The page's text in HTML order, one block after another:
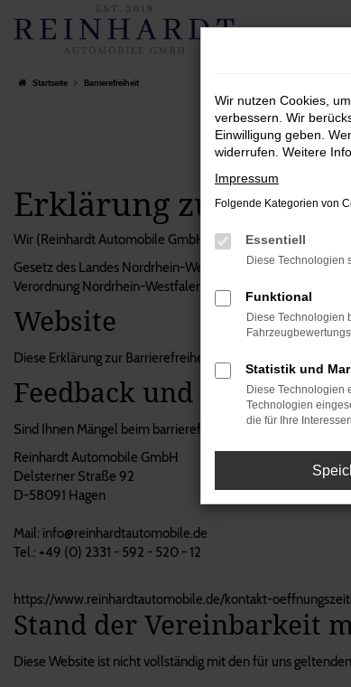
Zum
Hauptinhalt
Startseite Barrierefreiheit
Erklärung zur
Wir (Reinhardt Automobile GmbH) als Websitebetreiber
Gesetz des Landes Nordrhein-Westfalen zur
Verordnung Nordrhein-Westfalen (BITVNRW)
Website
Diese Erklärung zur Barrierefreiheit gilt für die Website
Feedback und
Sind Ihnen Mängel beim barrierefreien Zugang zu Inhalten
Reinhardt Automobile GmbH
Delsterner Straße 92
D-58091 Hagen
Mail: info@reinhardtautomobile.de
Tel.: +49 (0) 2331 - 592 - 520 - 12
https://www.reinhardtautomobile.de/kontakt-
Stand der Vereinbarkeit
Diese Website ist nicht vollständig mit den für uns
Wir nutzen Cookies,
verbessern. Wir
Einwilligung geben.
widerrufen. Weitere
Impressum
Folgende Kategorien von
Essentiell
Diese Technologien
Funktional
Diese Technologien
Statistik und
Diese Technologien
Technologien
die für Ihre